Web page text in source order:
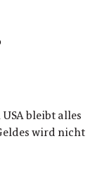
bleibt alles
wird nicht